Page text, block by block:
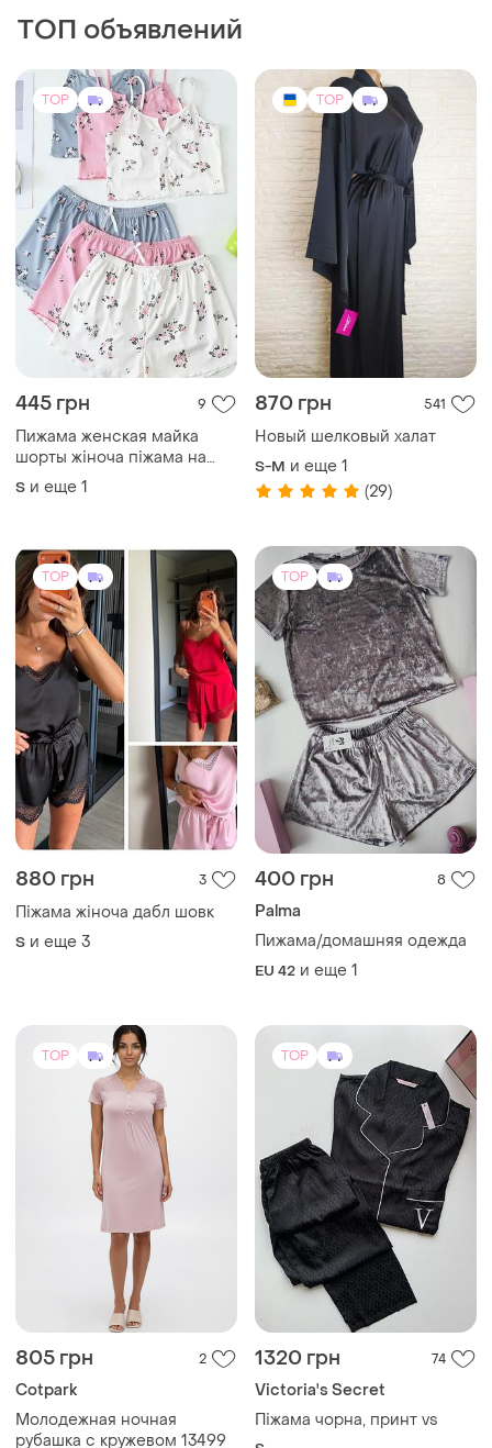
ТОП объявлений
TOP
445 грн 9
Пижама женская майка
шорты жіноча піжама на
дівчинку для девочки
S и еще 1
TOP
870 грн 541
Новый шелковый халат
S-M и еще 1
(29)
TOP
880 грн 3
Піжама жіноча дабл шовк
S и еще 3
TOP
400 грн 8
Palma
Пижама/домашняя одежда
EU 42 и еще 1
TOP
805 грн 2
Cotpark
Молодежная ночная
рубашка с кружевом 13499
TOP
1320 грн 74
Victoria's Secret
Піжама чорна, принт vs